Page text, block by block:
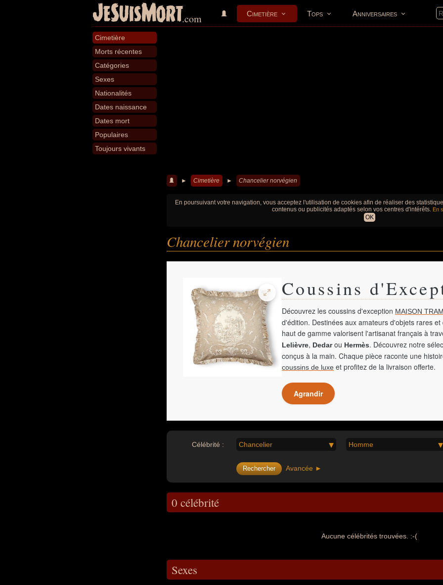
JeSuisMort.com Cimetière Tops Anniversaires
Cimetière
Morts récentes
Catégories
Sexes
Nationalités
Dates naissance
Dates mort
Populaires
Toujours vivants
► Cimetière ► Chancelier norvégien
En poursuivant votre navigation, vous acceptez l'utilisation de cookies afin de réaliser des
contenus ou publicités adaptés selon vos centres d'intérêts. En
OK
Chancelier norvégien
Coussins
Découvrez les coussins d'exception MAISON
d'édition. Destinées aux amateurs d'objets rares
haut de gamme valorisent l'artisanat français à
Lelièvre, Dedarou Hermès. Découvrez notre
conçus à la main. Chaque pièce raconte une
coussins de luxe et profitez de la livraison offerte.
Agrandir
Célébrité : Chancelier Homme
Avancée ►
0 célébrité
Aucune célébrités trouvées. :-(
Sexes